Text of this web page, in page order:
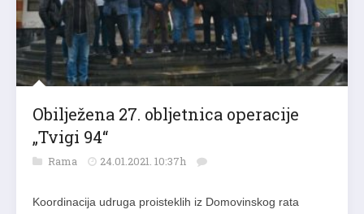
Obilježena 27. obljetnica operacije
„Tvigi 94“
Rama 24.01.2021. 10:37h
Koordinacija udruga proisteklih iz Domovinskog rata